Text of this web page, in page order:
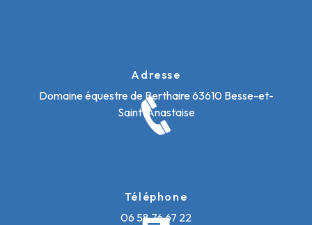
Adresse
Domaine équestre de Berthaire 63610 Besse-et-
Saint-Anastaise
Téléphone
06 58 76 67 22